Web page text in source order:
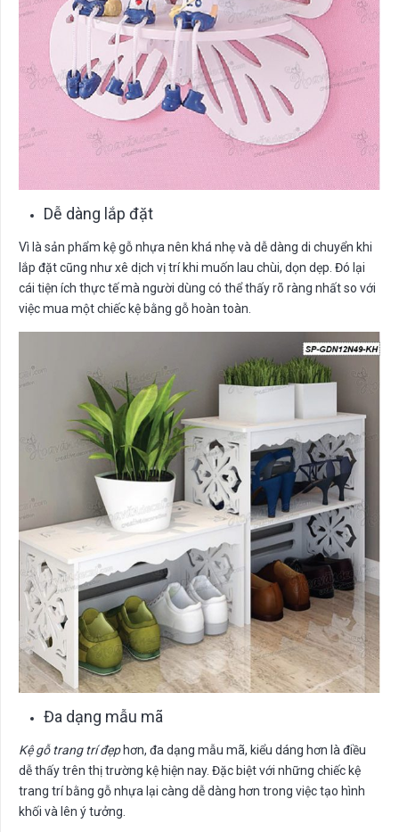
Dễ dàng lắp đặt
Vì là sản phẩm kệ gỗ nhựa nên khá nhẹ và dễ dàng di chuyển khi
lắp đặt cũng như xê dịch vị trí khi muốn lau chùi, dọn dẹp. Đó lại
cái tiện ích thực tế mà người dùng có thể thấy rõ ràng nhất so với
việc mua một chiếc kệ bằng gỗ hoàn toàn.
Đa dạng mẫu mã
Kệ gỗ trang trí đẹphơn, đa dạng mẫu mã, kiểu dáng hơn là điều
dễ thấy trên thị trường kệ hiện nay. Đặc biệt với những chiếc kệ
trang trí bằng gỗ nhựa lại càng dễ dàng hơn trong việc tạo hình
khối và lên ý tưởng.